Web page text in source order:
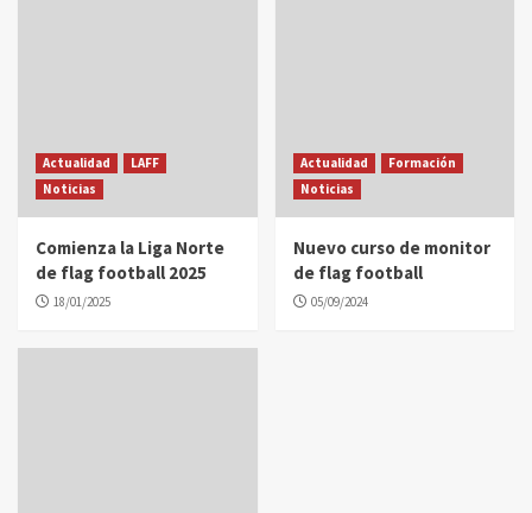
Actualidad
LAFF
Noticias
Comienza la Liga Norte
de flag football 2025
18/01/2025
Actualidad
Formación
Noticias
Nuevo curso de monitor
de flag football
05/09/2024